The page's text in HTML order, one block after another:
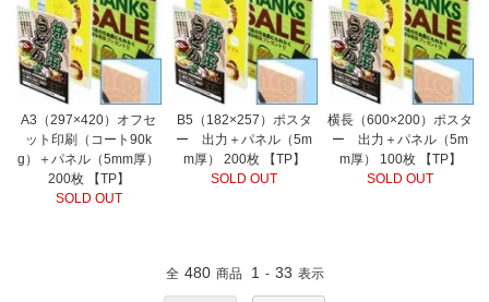
A3（297×420）オフセ
ット印刷（コート90k
g）＋パネル（5mm厚）
200枚 【TP】
SOLD OUT
B5（182×257）ポスタ
ー 出力＋パネル（5m
m厚） 200枚 【TP】
SOLD OUT
横長（600×200）ポスタ
ー 出力＋パネル（5m
m厚） 100枚 【TP】
SOLD OUT
全 480 商品 1 - 33 表示